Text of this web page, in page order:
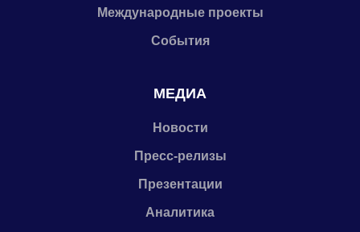
Международные проекты
События
МЕДИА
Новости
Пресс-релизы
Презентации
Аналитика